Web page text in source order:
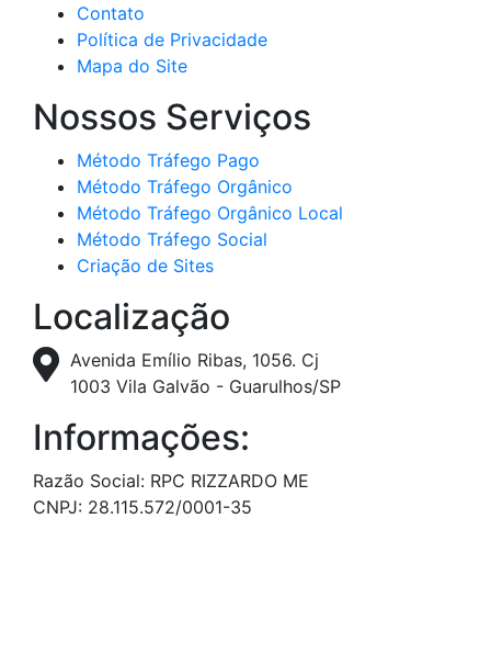
Contato
Política de Privacidade
Mapa do Site
Nossos Serviços
Método Tráfego Pago
Método Tráfego Orgânico
Método Tráfego Orgânico Local
Método Tráfego Social
Criação de Sites
Localização
Avenida Emílio Ribas, 1056. Cj
1003 Vila Galvão - Guarulhos/SP
Informações:
Razão Social: RPC RIZZARDO ME
CNPJ: 28.115.572/0001-35